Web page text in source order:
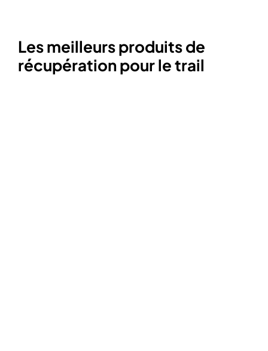
Les meilleurs produits de
récupération pour le trail